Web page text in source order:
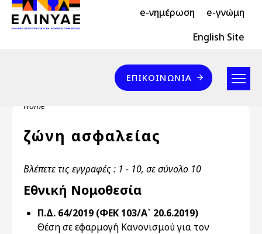
Skip to main content
Header Top 2 e-νημέρωση e-γνώμη
Header Top English Site
Επικοινωνία
ΕΠΙΚΟΙΝΩΝΊΑ
Breadcrumb
Home
ζώνη ασφαλείας
Βλέπετε τις εγγραφές : 1 - 10, σε σύνολο 10
Εθνική Νομοθεσία
Π.Δ. 64/2019 (ΦΕΚ 103/Α` 20.6.2019)
Θέση σε εφαρμογή Κανονισμού για τον